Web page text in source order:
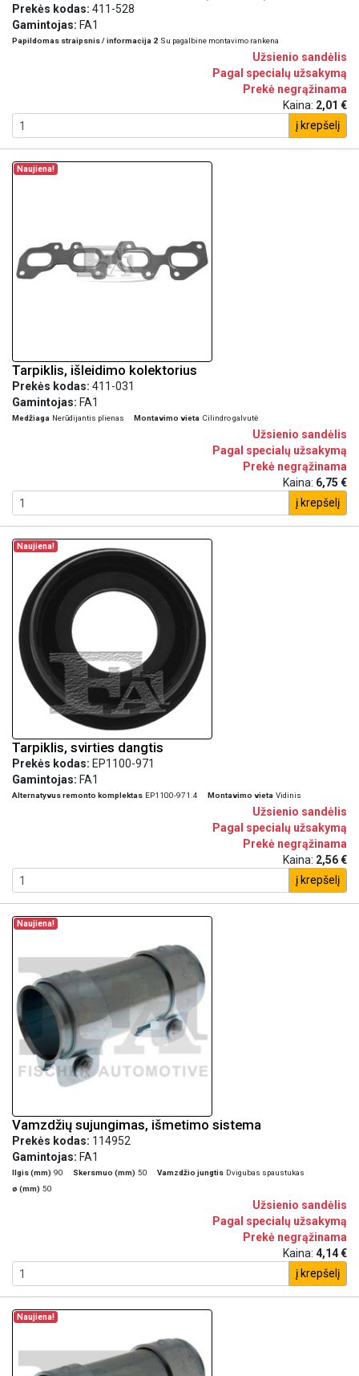
Prekės kodas: 411-528
Gamintojas: FA1
Papildomas straipsnis / informacija 2 Su pagalbine montavimo rankena
Užsienio sandėlis
Pagal specialų užsakymą
Prekė negrąžinama
Kaina: 2,01 €
į krepšelį
Naujiena!
Tarpiklis, išleidimo kolektorius
Prekės kodas: 411-031
Gamintojas: FA1
Medžiaga Nerūdijantis plienas Montavimo vieta Cilindro galvutė
Užsienio sandėlis
Pagal specialų užsakymą
Prekė negrąžinama
Kaina: 6,75 €
į krepšelį
Naujiena!
Tarpiklis, svirties dangtis
Prekės kodas: EP1100-971
Gamintojas: FA1
Alternatyvus remonto komplektas EP1100-971.4 Montavimo vieta Vidinis
Užsienio sandėlis
Pagal specialų užsakymą
Prekė negrąžinama
Kaina: 2,56 €
į krepšelį
Naujiena!
Vamzdžių sujungimas, išmetimo sistema
Prekės kodas: 114952
Gamintojas: FA1
Ilgis (mm) 90 Skersmuo (mm) 50 Vamzdžio jungtis Dvigubas spaustukas
ø (mm) 50
Užsienio sandėlis
Pagal specialų užsakymą
Prekė negrąžinama
Kaina: 4,14 €
į krepšelį
Naujiena!